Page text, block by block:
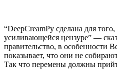
“DeepCreamPy сделана для
усиливающейся цензуре” —
правительство, в особенности
показывает, что они не
Так что перемены должны